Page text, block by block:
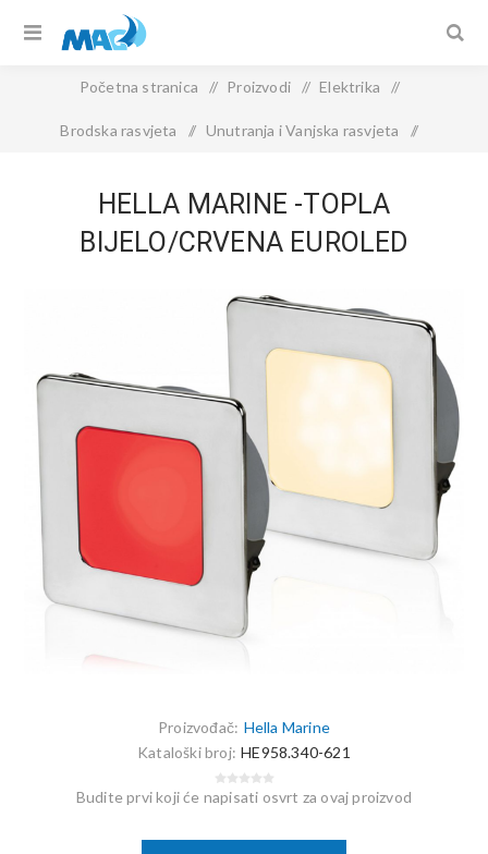
Početna stranica / Proizvodi / Elektrika /
Brodska rasvjeta / Unutranja i Vanjska rasvjeta /
kopčama
HELLA MARINE -TOPLA
BIJELO/CRVENA EUROLED
Proizvođač: Hella Marine
Kataloški broj: HE958.340-621
Budite prvi koji će napisati osvrt za ovaj proizvod